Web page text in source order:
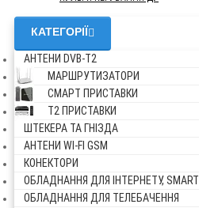
КАТЕГОРІЇ
АНТЕНИ DVB-Т2
МАРШРУТИЗАТОРИ
СМАРТ ПРИСТАВКИ
Т2 ПРИСТАВКИ
ШТЕКЕРА ТА ГНІЗДА
АНТЕНИ WI-FI GSM
КОНЕКТОРИ
ОБЛАДНАННЯ ДЛЯ ІНТЕРНЕТУ, SMART
ОБЛАДНАННЯ ДЛЯ ТЕЛЕБАЧЕННЯ